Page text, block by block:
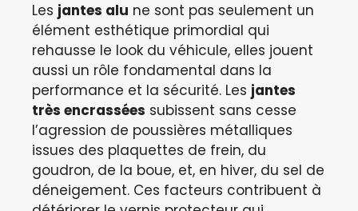
Les jantes alu ne sont pas seulement un
élément esthétique primordial qui
rehausse le look du véhicule, elles jouent
aussi un rôle fondamental dans la
performance et la sécurité. Les jantes
très encrassées subissent sans cesse
l’agression de poussières métalliques
issues des plaquettes de frein, du
goudron, de la boue, et, en hiver, du sel de
déneigement. Ces facteurs contribuent à